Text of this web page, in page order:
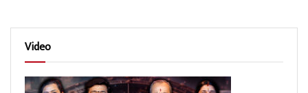
Video